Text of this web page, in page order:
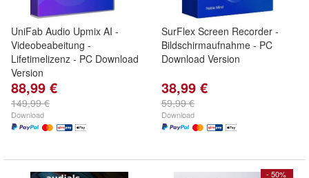
UniFab Audio Upmix AI -
Videobeabeitung -
Lifetimelizenz - PC Download
Version
88,99 €
149,99 €
Download
SurFlex Screen Recorder -
Bildschirmaufnahme - PC
Download Version
38,99 €
59,99 €
Download
- 50%